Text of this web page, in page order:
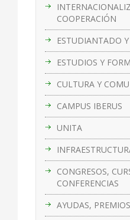
COOPERACIÓN
ESTUDIANTADO
ESTUDIOS Y
CULTURA Y
CAMPUS IBERUS
UNITA
CONGRESOS,
CONFERENCIAS
AYUDAS,